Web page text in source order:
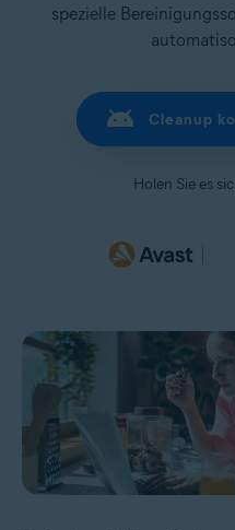
spezielle
Cleanup
Holen Sie es